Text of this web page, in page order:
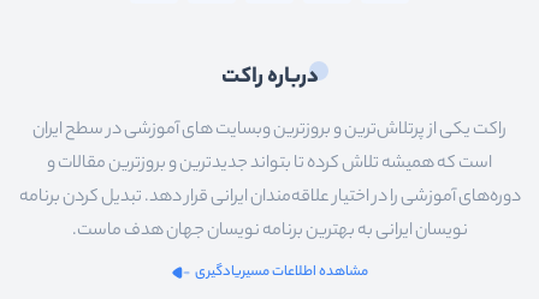
درباره راکت
راکت یکی از پرتلاش‌ترین و بروزترین وبسایت های آموزشی در سطح ایران
است که همیشه تلاش کرده تا بتواند جدیدترین و بروزترین مقالات و
دوره‌های آموزشی را در اختیار علاقه‌مندان ایرانی قرار دهد. تبدیل کردن برنامه
نویسان ایرانی به بهترین برنامه نویسان جهان هدف ماست.
مشاهده اطلاعات مسیریادگیری